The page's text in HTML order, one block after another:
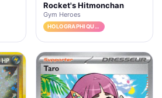
Rocket's Hitmonchan
Gym Heroes
HOLOGRAPHIQUE RARE